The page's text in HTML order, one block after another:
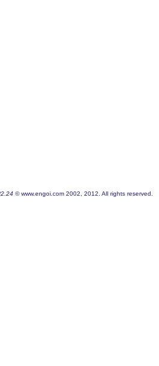
© www.engoi.com 2002, 2012. All rights reserved.